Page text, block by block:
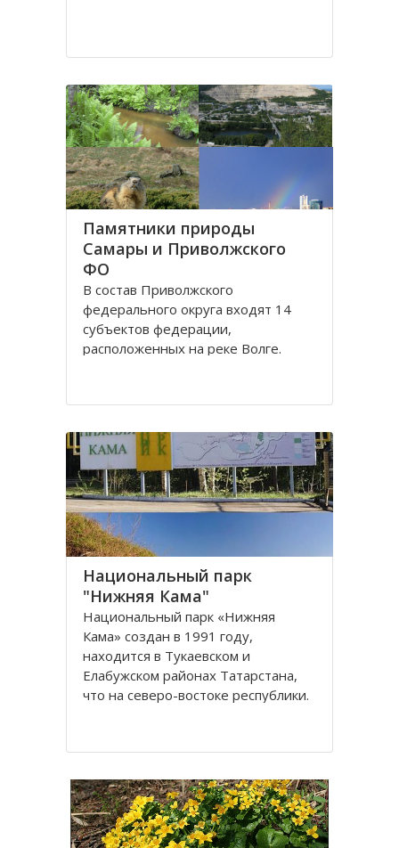
Памятники природы
Самары и Приволжского
ФО
В состав Приволжского
федерального округа входят 14
субъектов федерации,
расположенных на реке Волге.
различать: небольшая часть
Южному федеральному округу, а
Верхнее Поволжье – к
Центральному. В состав округа
Национальный парк
"Нижняя Кама"
Национальный парк «Нижняя
Кама» создан в 1991 году,
находится в Тукаевском и
Елабужском районах Татарстана,
что на северо-востоке республики.
«Нижняя Кама» - сохранение и
природного комплекса лесных
массивов и пойменных луговых